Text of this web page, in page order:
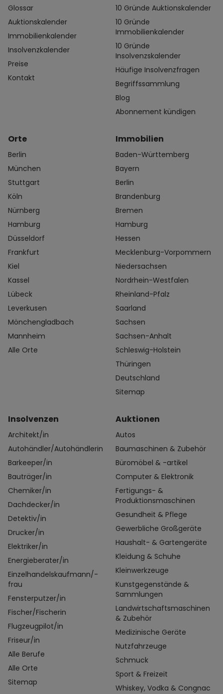
Glossar
Auktionskalender
Immobilienkalender
Insolvenzkalender
Preise
Kontakt
10 Gründe Auktionskalender
10 Gründe
Immobilienkalender
10 Gründe
Insolvenzskalender
Häufige Insolvenzfragen
Begriffssammlung
Blog
Abonnement kündigen
Orte
Berlin
München
Stuttgart
Köln
Nürnberg
Hamburg
Düsseldorf
Frankfurt
Kiel
Kassel
Lübeck
Leverkusen
Mönchengladbach
Mannheim
Alle Orte
Immobilien
Baden-Württemberg
Bayern
Berlin
Brandenburg
Bremen
Hamburg
Hessen
Mecklenburg-Vorpommern
Niedersachsen
Nordrhein-Westfalen
Rheinland-Pfalz
Saarland
Sachsen
Sachsen-Anhalt
Schleswig-Holstein
Thüringen
Deutschland
Sitemap
Insolvenzen
Architekt/in
Autohändler/Autohändlerin
Barkeeper/in
Bauträger/in
Chemiker/in
Dachdecker/in
Detektiv/in
Drucker/in
Elektriker/in
Energieberater/in
Einzelhandelskaufmann/-
frau
Fensterputzer/in
Fischer/Fischerin
Flugzeugpilot/in
Friseur/in
Alle Berufe
Alle Orte
Sitemap
Auktionen
Autos
Baumaschinen & Zubehör
Büromöbel & -artikel
Computer & Elektronik
Fertigungs- &
Produktionsmaschinen
Gesundheit & Pflege
Gewerbliche Großgeräte
Haushalt- & Gartengeräte
Kleidung & Schuhe
Kleinwerkzeuge
Kunstgegenstände &
Sammlungen
Landwirtschaftsmaschinen
& Zubehör
Medizinische Geräte
Nutzfahrzeuge
Schmuck
Sport & Freizeit
Whiskey, Vodka & Congnac